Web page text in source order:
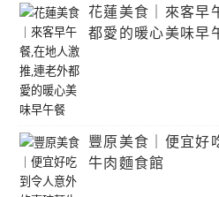
花蓮美食｜來客早
都愛的暖心美味早
豐原美食｜便宜好
牛肉麵食館